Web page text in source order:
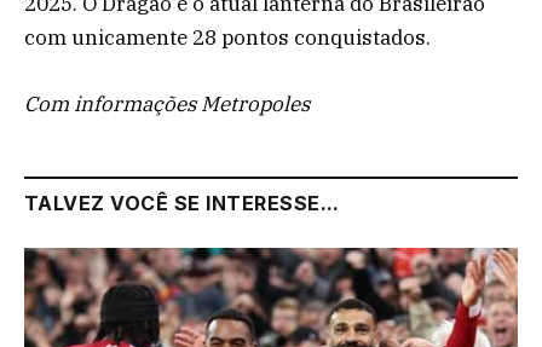
com unicamente 28 pontos conquistados.
Com informações Metropoles
TALVEZ VOCÊ SE INTERESSE...